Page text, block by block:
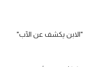
"الابن يكشف عن الآب"